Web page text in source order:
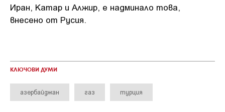
Иран, Катар и Алжир, е надминало това,
внесено от Русия.
КЛЮЧОВИ ДУМИ
азербайджан газ турция